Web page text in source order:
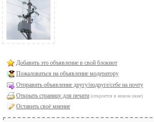
Добавить это объявление в свой блокнот
Пожаловаться на объявление модератору
Отправить объявление другу/подруге/себе на почту
Открыть страницу для печати (откроется в новом окне)
Оставить своё мнение